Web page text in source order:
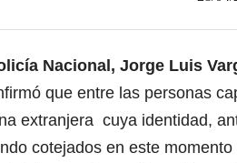
Nacional, Jorge Luis
que entre las personas
extranjera cuya identidad,
cotejados en este